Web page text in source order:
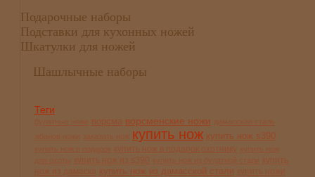
Подарочные наборы
Подставки для кухонных ножей
Шкатулки для ножей
Шашлычные наборы
Теги
ворсма ворсменские ножи
купить нож купить нож s390
купить нож из дамасской стали